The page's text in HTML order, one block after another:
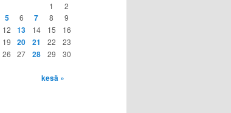
1 2
5 6 7 8
9
12 13 14 15 16
19 20 21 22
23
26 27 28 29
30
kesä »